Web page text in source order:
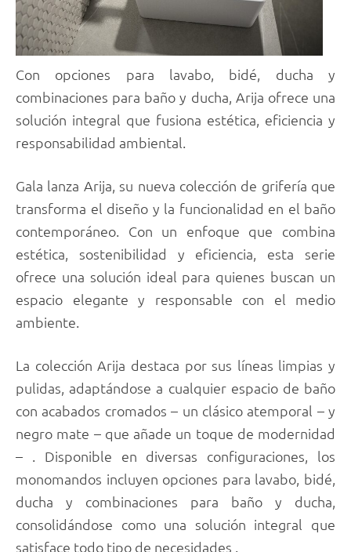
Con opciones para lavabo, bidé, ducha y
combinaciones para baño y ducha, Arija ofrece una
solución integral que fusiona estética, eficiencia y
responsabilidad ambiental.
Gala lanza Arija, su nueva colección de grifería que
transforma el diseño y la funcionalidad en el baño
contemporáneo. Con un enfoque que combina
estética, sostenibilidad y eficiencia, esta serie
ofrece una solución ideal para quienes buscan un
espacio elegante y responsable con el medio
ambiente.
La colección Arija destaca por sus líneas limpias y
pulidas, adaptándose a cualquier espacio de baño
con acabados cromados – un clásico atemporal – y
negro mate – que añade un toque de modernidad
– . Disponible en diversas configuraciones, los
monomandos incluyen opciones para lavabo, bidé,
ducha y combinaciones para baño y ducha,
consolidándose como una solución integral que
satisface todo tipo de necesidades .